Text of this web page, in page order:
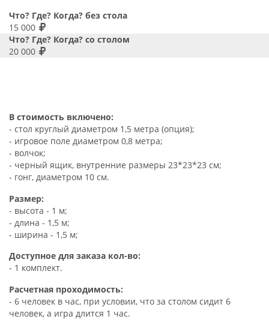
Что? Где? Когда? без стола
15 000
Что? Где? Когда? со столом
20 000
В стоимость включено:
- стол круглый диаметром 1,5 метра (опция);
- игровое поле диаметром 0,8 метра;
- волчок;
- черный ящик, внутренние размеры 23*23*23 см;
- гонг, диаметром 10 см.
Размер:
- высота - 1 м;
- длина - 1,5 м;
- ширина - 1,5 м;
Доступное для заказа кол-во:
- 1 комплект.
Расчетная проходимость:
- 6 человек в час, при условии, что за столом сидит 6
человек, а игра длится 1 час.